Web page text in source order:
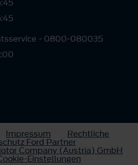
- 0800-080035
Impressum Rechtliche
Ford Partner
Company (Austria) GmbH
Einstellungen